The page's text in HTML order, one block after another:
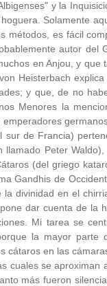
y la
Solamente
métodos, es fácil
autor del
en Anjou, y que
Heisterbach
y que, de no
Menores la
de Francia)
Peter
(del griego
Gandhis de
divinidad en el
dar cuenta de la
Mi tarea se
la mayor parte
en las
cuales se aproximan
más fueron